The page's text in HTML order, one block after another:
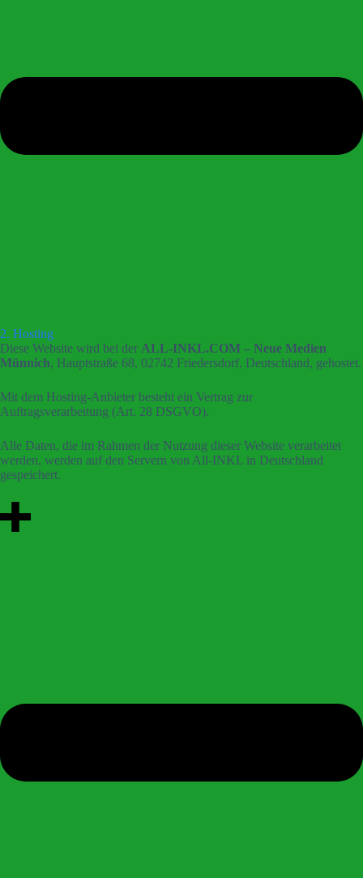
2. Hosting
Diese Website wird bei der ALL-INKL.COM – Neue Medien
Münnich, Hauptstraße 68, 02742 Friedersdorf, Deutschland, gehostet.
Mit dem Hosting-Anbieter besteht ein Vertrag zur
Auftragsverarbeitung (Art. 28 DSGVO).
Alle Daten, die im Rahmen der Nutzung dieser Website verarbeitet
werden, werden auf den Servern von All-INKL in Deutschland
gespeichert.